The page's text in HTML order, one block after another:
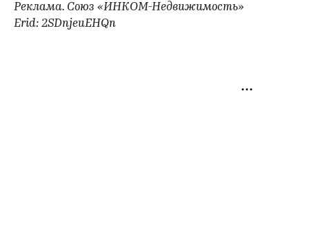
Реклама. Союз «ИНКОМ-Недвижимость»
Erid: 2SDnjeuEHQn